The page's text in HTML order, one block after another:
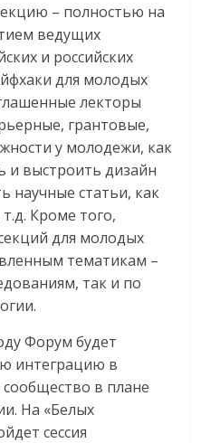
– полностью на
ведущих
и российских
для молодых
лекторы
грантовые,
у молодежи, как
и выстроить дизайн
научные статьи, как
Кроме того,
для молодых
тематикам –
так и по
Форум будет
интеграцию в
в плане
На «Белых
сессия